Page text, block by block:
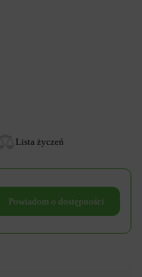
Lista życzeń
Powiadom o dostępności